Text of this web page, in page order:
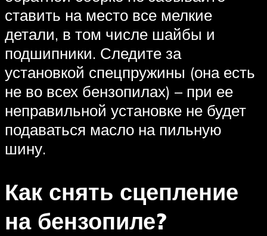
ставить на место все мелкие
детали, в том числе шайбы и
подшипники. Следите за
установкой спецпружины (она есть
не во всех бензопилах) – при ее
неправильной установке не будет
подаваться масло на пильную
шину.
Как снять сцепление
на бензопиле?